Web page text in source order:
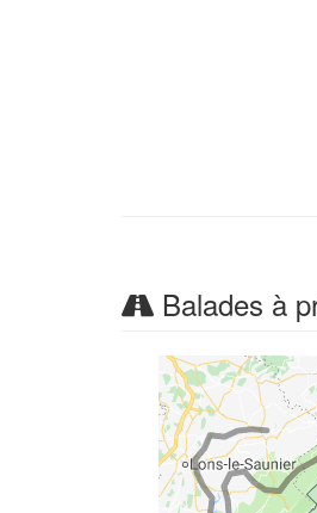
Balades à